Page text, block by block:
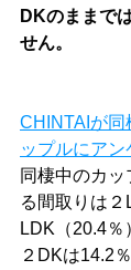
DKのままで
せん。
CHINTAIが同
ップルにアン
同棲中のカ
る間取りは２
LDK（20.4
２DKは14.2